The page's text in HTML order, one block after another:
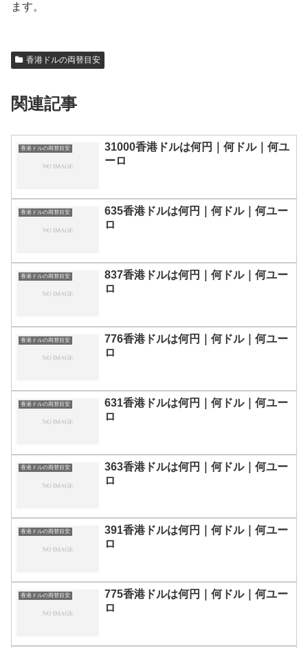
ます。
香港ドルの両替目安
関連記事
香港ドルの両替目安
31000香港ドルは何円｜何ドル｜何ユ
ーロ
香港ドルの両替目安
635香港ドルは何円｜何ドル｜何ユー
ロ
香港ドルの両替目安
837香港ドルは何円｜何ドル｜何ユー
ロ
香港ドルの両替目安
776香港ドルは何円｜何ドル｜何ユー
ロ
香港ドルの両替目安
631香港ドルは何円｜何ドル｜何ユー
ロ
香港ドルの両替目安
363香港ドルは何円｜何ドル｜何ユー
ロ
香港ドルの両替目安
391香港ドルは何円｜何ドル｜何ユー
ロ
香港ドルの両替目安
775香港ドルは何円｜何ドル｜何ユー
ロ